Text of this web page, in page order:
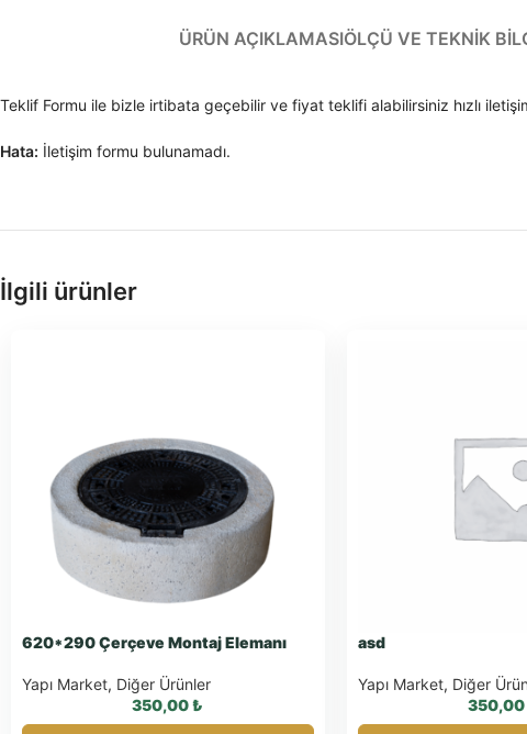
ÜRÜN AÇIKLAMASIÖLÇÜ VE TEKNIK
Teklif Formu ile bizle irtibata geçebilir ve fiyat teklifi alabilirsiniz hızlı
Hata: İletişim formu bulunamadı.
İlgili ürünler
620*290 Çerçeve Montaj Elemanı
Yapı Market, Diğer Ürünler
350,00₺
asd
Yapı Market, Diğer
350,00